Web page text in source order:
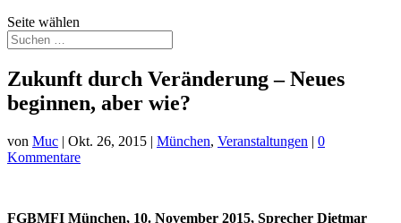
Seite wählen
Zukunft durch Veränderung – Neues
beginnen, aber wie?
von Muc | Okt. 26, 2015 | München, Veranstaltungen | 0
Kommentare
FGBMFI München, 10. November 2015, Sprecher Dietmar